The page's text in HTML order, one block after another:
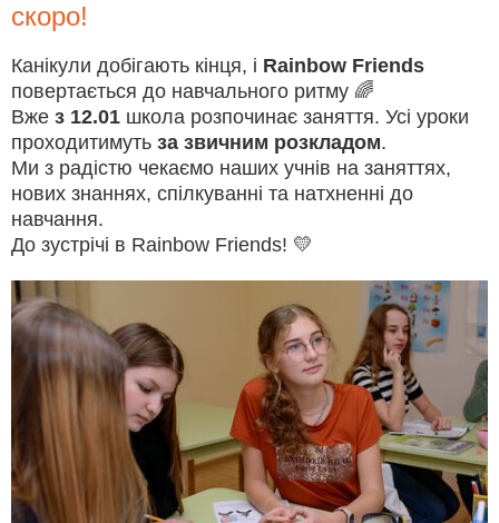
скоро!
Канікули добігають кінця, і Rainbow Friends
повертається до навчального ритму 🌈
Вже з 12.01 школа розпочинає заняття. Усі уроки
проходитимуть за звичним розкладом.
Ми з радістю чекаємо наших учнів на заняттях,
нових знаннях, спілкуванні та натхненні до
навчання.
До зустрічі в Rainbow Friends! 💛